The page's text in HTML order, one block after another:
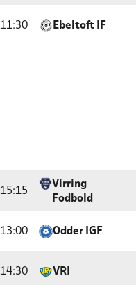
11:30 Ebeltoft IF
15:15
Virring
Fodbold
13:00 Odder IGF
14:30 VRI